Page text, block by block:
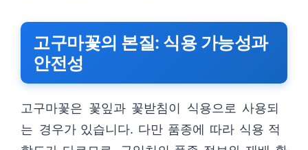
고구마꽃의 본질: 식용 가능성과
안전성
고구마꽃은 꽃잎과 꽃받침이 식용으로 사용되
는 경우가 있습니다. 다만 품종에 따라 식용 적